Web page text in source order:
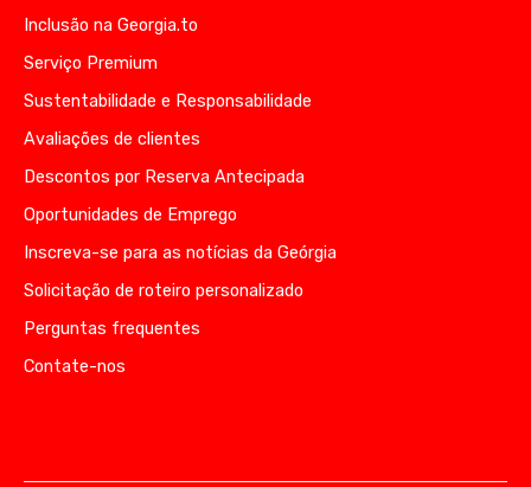
Inclusão na Georgia.to
Serviço Premium
Sustentabilidade e Responsabilidade
Avaliações de clientes
Descontos por Reserva Antecipada
Oportunidades de Emprego
Inscreva-se para as notícias da Geórgia
Solicitação de roteiro personalizado
Perguntas frequentes
Contate-nos